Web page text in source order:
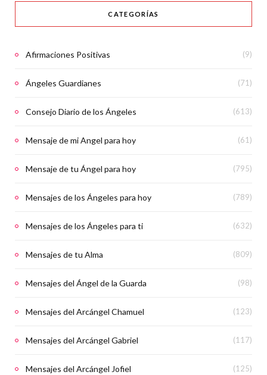
CATEGORÍAS
Afirmaciones Positivas (9)
Ángeles Guardianes (71)
Consejo Diario de los Ángeles (613)
Mensaje de mi Angel para hoy (61)
Mensaje de tu Ángel para hoy (795)
Mensajes de los Ángeles para hoy (789)
Mensajes de los Ángeles para ti (632)
Mensajes de tu Alma (809)
Mensajes del Ángel de la Guarda (98)
Mensajes del Arcángel Chamuel (123)
Mensajes del Arcángel Gabriel (117)
Mensajes del Arcángel Jofiel (125)